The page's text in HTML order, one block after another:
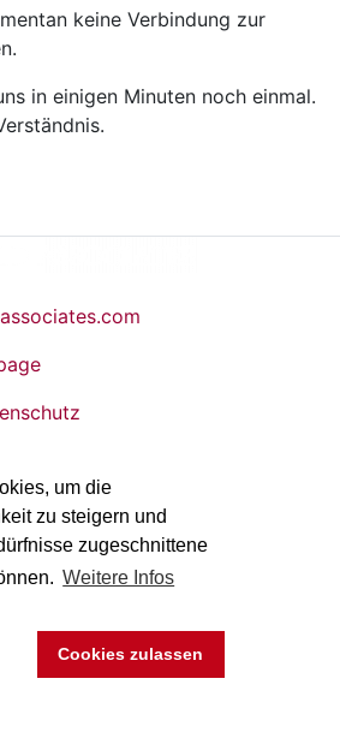
um die
zu steigern und
zugeschnittene
Weitere Infos
Cookies zulassen
keine Verbindung zur
in einigen Minuten noch einmal.